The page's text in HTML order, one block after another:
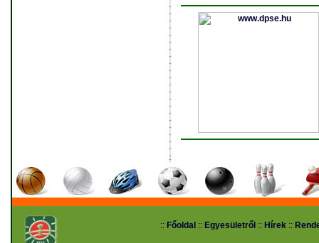
:: Főoldal :: Egyesületről :: Hírek ::